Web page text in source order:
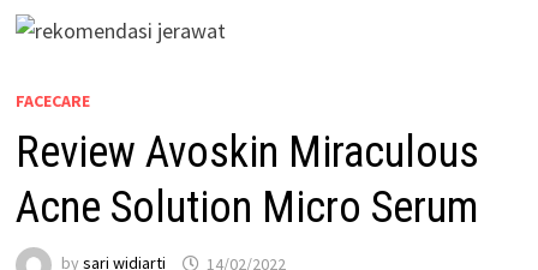
FACECARE
Review Avoskin Miraculous
Acne Solution Micro Serum
by sari widiarti 14/02/2022